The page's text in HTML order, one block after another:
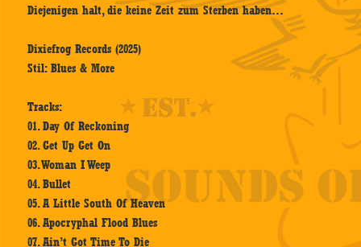
Diejenigen halt, die keine Zeit zum Sterben haben…
Dixiefrog Records (2025)
Stil: Blues & More
Tracks:
01. Day Of Reckoning
02. Get Up Get On
03. Woman I Weep
04. Bullet
05. A Little South Of Heaven
06. Apocryphal Flood Blues
07. Ain’t Got Time To Die